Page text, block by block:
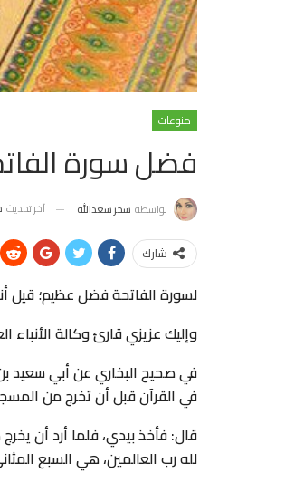
منوعات
فضل سورة
بواسطة سحر سعدالله آخر تحديث
شارك
لسورة الفاتحة فضل عظيم؛ قيل
وإليك عزيزي قارئ وكالة
في صحيح البخاري عن أبي سعيد
في القرآن قبل أن تخرج من
قال: فأخذ بيدي، فلما أرد أن
لله رب العالمين، هي السبع